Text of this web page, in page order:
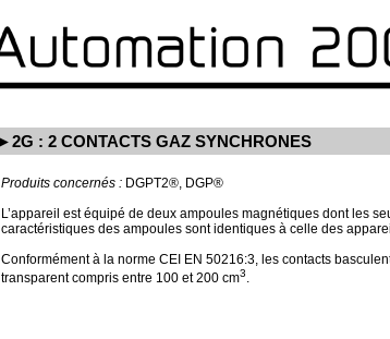
2G : 2 CONTACTS GAZ SYNCHRONES
Produits concernés : DGPT2®, DGP®
L’appareil est équipé de deux ampoules magnétiques dont les
caractéristiques des ampoules sont identiques à celle des
Conformément à la norme CEI EN 50216:3, les contacts
transparent compris entre 100 et 200 cm3.